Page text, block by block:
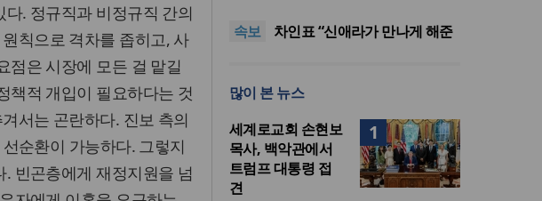
. 정규직과 비정규직 간의
칙으로 격차를 좁히고, 사
점은 시장에 모든 걸 맡길
책적 개입이 필요하다는 것
서는 곤란하다. 진보 측의
순환이 가능하다. 그렇지
빈곤층에게 재정지원을 넘
속보
표회장 이·취임식 열려
차인표 “신애라가 만나게 해준
이드 대학 캠퍼스 영구 사용 승
인… 장기 개발 기반 확보
세계로교회 손현보 목사, 백악
관에서 트럼프 대통령 접견
많이 본 뉴스
1
세계로교회 손현보
목사, 백악관에서
트럼프 대통령 접
견